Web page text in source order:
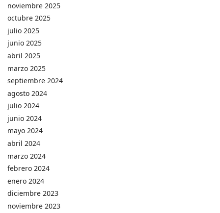
noviembre 2025
octubre 2025
julio 2025
junio 2025
abril 2025
marzo 2025
septiembre 2024
agosto 2024
julio 2024
junio 2024
mayo 2024
abril 2024
marzo 2024
febrero 2024
enero 2024
diciembre 2023
noviembre 2023